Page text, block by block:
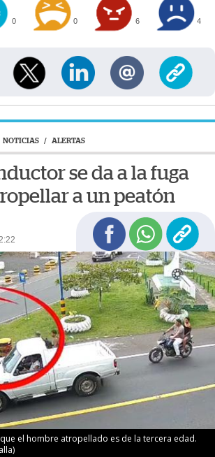
0 0 6 4
NOTICIAS / ALERTAS
se da a la fuga
a un peatón
el hombre atropellado es de la tercera edad.